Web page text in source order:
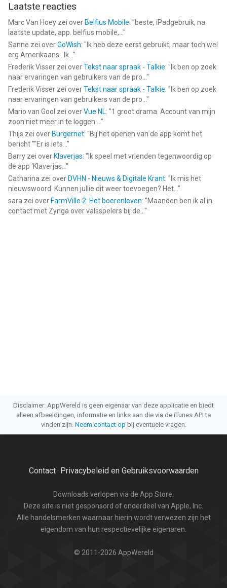
Laatste reacties
Marc Van Hoey zei over Belfius Mobile: "beste, iPadgebruik, na
laatste update, app. belfius mobile,... "
Sanne zei overGoWish: " Ik heb deze eerst gebruikt, maar toch wel
erg Amerikaans.. Ik... "
Frederik Visser zei overTekst naar spraak - Talkie: " Ik ben op zoek
naar ervaringen van gebruikers van de pro... "
Frederik Visser zei overTekst naar spraak - Talkie: " Ik ben op zoek
naar ervaringen van gebruikers van de pro... "
Mario van Gool zei overVue NL: "1 groot drama. Account van mijn
zoon niet meer in te loggen.... "
Thijs zei over Burgernet: "Bij het openen van de app komt het
bericht ""Er is iets... "
Barry zei over Klaverjas: " Ik speel met vrienden tegenwoordig op
de app ‘Klaverjas... "
Catharina zei over DVHN - Nieuws & Digitale Krant: " Ik mis het
nieuwswoord. Kunnen jullie dit weer toevoegen? Het... "
sara zei over FarmVille 2: Het boerenleven: "Maanden ben ik al in
contact met Zynga over valsspelers bij de... "
Disclaimer: AppWereld is geen eigenaar van deze applicatie en biedt
alleen afbeeldingen, informatie en links aan die via de iTunes API te
vinden zijn. Neem contact op bij eventuele vragen.
Contact· Privacybeleid en Gebruiksvoorwaarden
Downloads verlopen via de App Store.
Deze site is niet gesponsord of onderdeel van Apple, Inc.
Alle handelsmerken waarnaar hierin wordt verwezen zijn het
eigendom van hun respectievelijke eigenaren.
© 2011-2026 AppWereld